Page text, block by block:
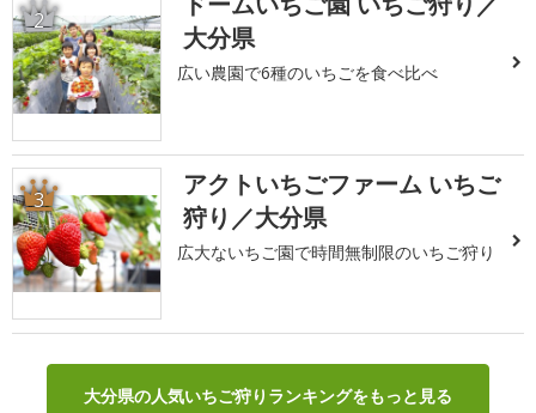
2
大分県
広い農園で6種のいちごを食べ比べ
3
アクトいちごファーム いちご
狩り／大分県
広大ないちご園で時間無制限のいちご狩り
大分県の人気いちご狩りランキングをもっと見る